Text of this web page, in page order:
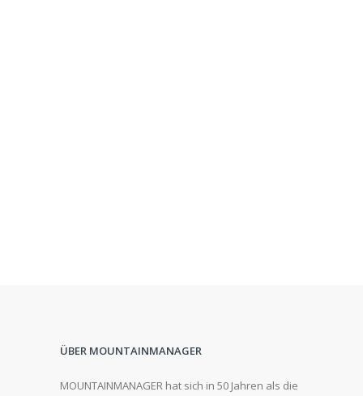
ÜBER MOUNTAINMANAGER
MOUNTAINMANAGER hat sich in 50 Jahren als die